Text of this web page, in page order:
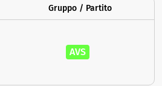
Gruppo / Partito
AVS